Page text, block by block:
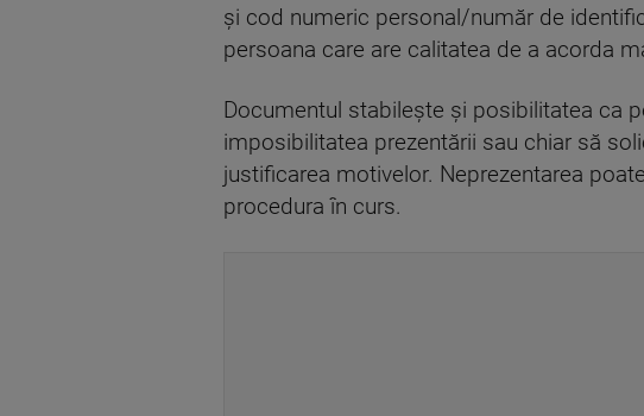
și cod numeric personal/număr de
persoana care are calitatea de a acorda
Documentul stabilește și posibilitatea ca
imposibilitatea prezentării sau chiar să
justificarea motivelor. Neprezentarea
procedura în curs.